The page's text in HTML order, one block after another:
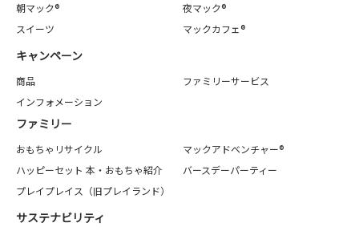
朝マック®
夜マック®
スイーツ
マックカフェ®
キャンペーン
商品
ファミリーサービス
インフォメーション
ファミリー
おもちゃリサイクル
マックアドベンチャー®
ハッピーセット 本・おもちゃ紹介
バースデーパーティー
プレイプレイス（旧プレイランド）
サステナビリティ